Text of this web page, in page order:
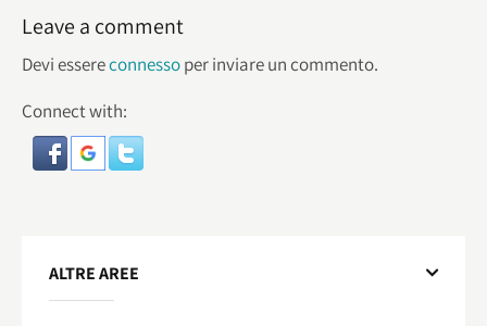
Leave a comment
Devi essereconnessoper inviare un commento.
Connect with:
ALTRE AREE